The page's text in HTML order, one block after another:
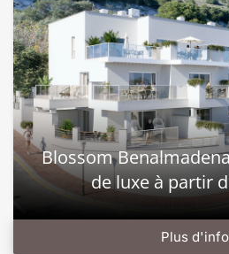
Blossom
de luxe à partir
Plus